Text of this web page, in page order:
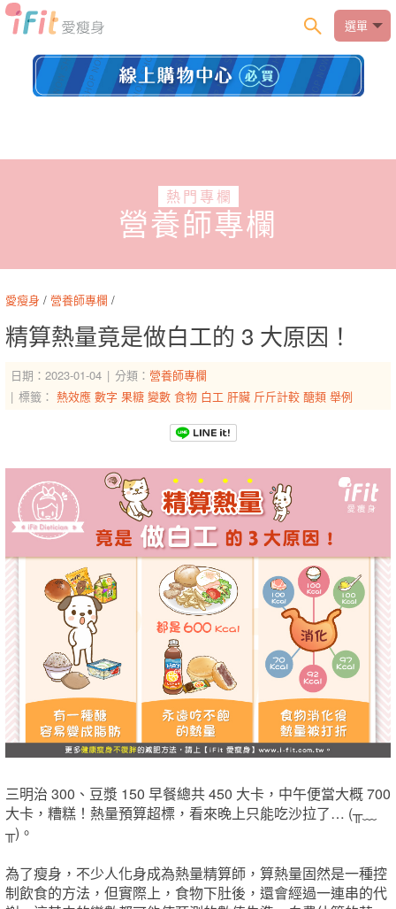
選單
熱門專欄
營養師專欄
愛瘦身 / 營養師專欄 /
精算熱量竟是做白工的 3 大原因！
日期：2023-01-04 分類： 營養師專欄
標籤： 熱效應 數字 果糖 變數 食物 白工 肝臟 斤斤計較 醣類 舉例
三明治 300、豆漿 150 早餐總共 450 大卡，中午便當大概 700
大卡，糟糕！熱量預算超標，看來晚上只能吃沙拉了… (╥﹏
╥)。
為了瘦身，不少人化身成為熱量精算師，算熱量固然是一種控
制飲食的方法，但實際上，食物下肚後，還會經過一連串的代